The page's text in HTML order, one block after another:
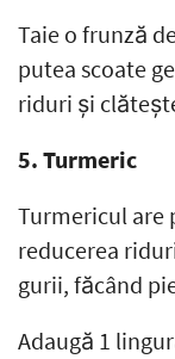
Taie o frunză
putea scoate
riduri și
5. Turmeric
Turmericul are
reducerea
gurii, făcând
Adaugă 1